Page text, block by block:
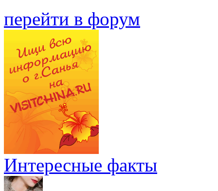
перейти в форум
Интересные факты